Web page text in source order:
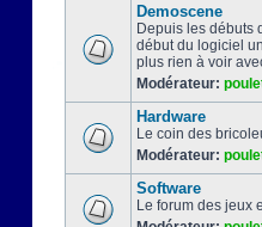
Demoscene
Depuis les débuts
début du logiciel
plus rien à voir
Modérateur:
Hardware
Le coin des
Modérateur:
Software
Le forum des jeux